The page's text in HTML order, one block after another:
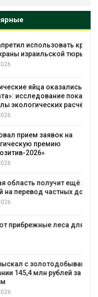
крокодилов
тюрьмы
оказались «хуже для
показало
расчётов
заявок на
ещё 598 млн
частных домов на газ
леса для защиты
рублей за ущерб